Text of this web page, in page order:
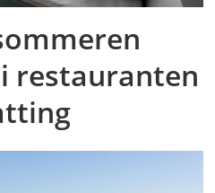
restauranten